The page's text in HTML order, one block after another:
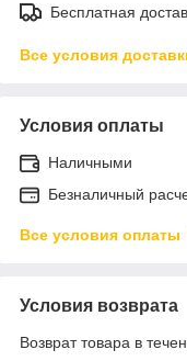
Бесплатная
Все условия
Условия оплаты
Наличными
Безналичный
Все условия оплаты
Условия возврата
Возврат товара в